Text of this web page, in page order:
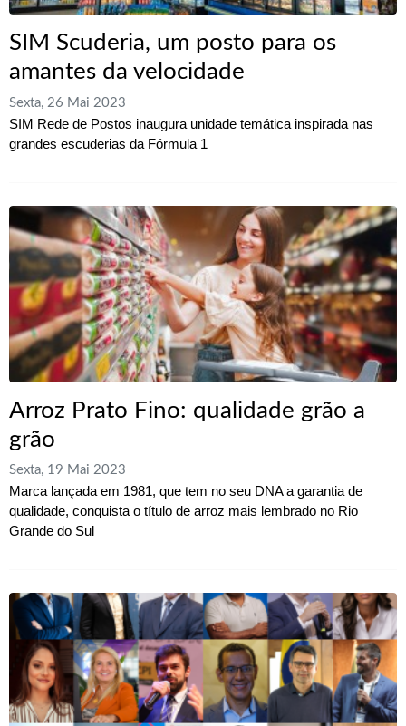
SIM Scuderia, um posto para os
amantes da velocidade
Sexta, 26 Mai 2023
SIM Rede de Postos inaugura unidade temática inspirada nas
grandes escuderias da Fórmula 1
Arroz Prato Fino: qualidade grão a
grão
Sexta, 19 Mai 2023
Marca lançada em 1981, que tem no seu DNA a garantia de
qualidade, conquista o título de arroz mais lembrado no Rio
Grande do Sul